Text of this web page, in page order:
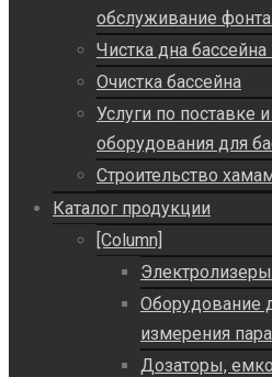
обслуживание
Чистка дна
Очистка бассейна
Услуги по поставке
оборудования для
Строительство
Каталог продукции
[Column]
Электролизеры
Оборудование
измерения
Дозаторы,